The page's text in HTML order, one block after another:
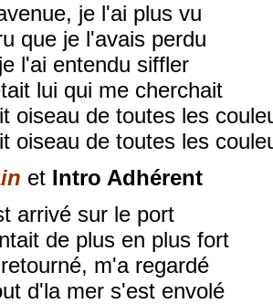
je l'ai plus vu
que je l'avais perdu
l'ai entendu siffler
lui qui me cherchait
oiseau de toutes les
oiseau de toutes les
et Intro Adhérent
arrivé sur le port
de plus en plus fort
m'a regardé
d'la mer s'est envolé